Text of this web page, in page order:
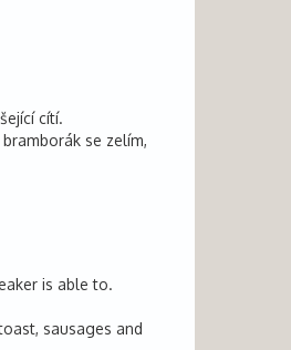
cítí.
se zelím,
is able to.
sausages and